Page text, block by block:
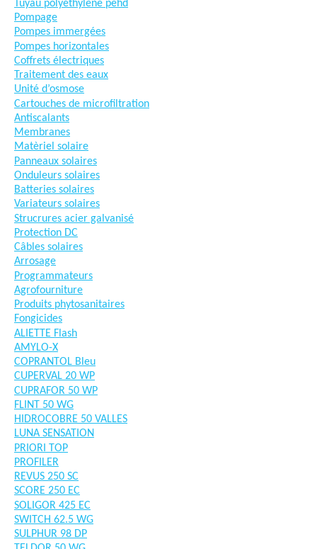
Tuyau polyéthylène pehd
Pompage
Pompes immergées
Pompes horizontales
Coffrets électriques
Traitement des eaux
Unité d’osmose
Cartouches de microfiltration
Antiscalants
Membranes
Matèriel solaire
Panneaux solaires
Onduleurs solaires
Batteries solaires
Variateurs solaires
Strucrures acier galvanisé
Protection DC
Câbles solaires
Arrosage
Programmateurs
Agrofourniture
Produits phytosanitaires
Fongicides
ALIETTE Flash
AMYLO-X
COPRANTOL Bleu
CUPERVAL 20 WP
CUPRAFOR 50 WP
FLINT 50 WG
HIDROCOBRE 50 VALLES
LUNA SENSATION
PRIORI TOP
PROFILER
REVUS 250 SC
SCORE 250 EC
SOLIGOR 425 EC
SWITCH 62.5 WG
SULPHUR 98 DP